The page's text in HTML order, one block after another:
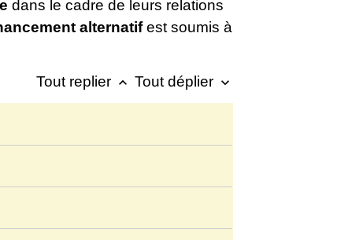
dans le cadre de leurs relations
alternatifest soumis à
Tout replier keyboard_arrow_up Tout déplier keyboard_arrow_down